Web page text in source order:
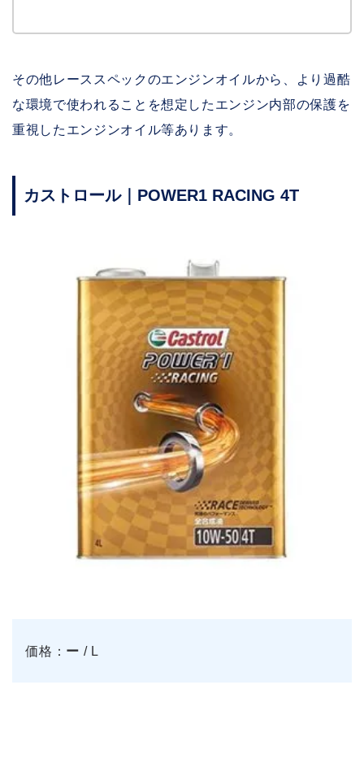
その他レーススペックのエンジンオイルから、より過酷
な環境で使われることを想定したエンジン内部の保護を
重視したエンジンオイル等あります。
カストロール｜POWER1 RACING 4T
価格： ー / L